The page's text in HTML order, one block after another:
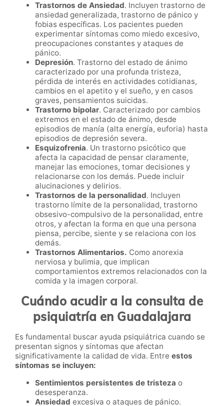
Trastornos de Ansiedad. Incluyen trastorno de
ansiedad generalizada, trastorno de pánico y
fobias específicas. Los pacientes pueden
experimentar síntomas como miedo excesivo,
preocupaciones constantes y ataques de
pánico.
Depresión. Trastorno del estado de ánimo
caracterizado por una profunda tristeza,
pérdida de interés en actividades cotidianas,
cambios en el apetito y el sueño, y en casos
graves, pensamientos suicidas.
Trastorno bipolar. Caracterizado por cambios
extremos en el estado de ánimo, desde
episodios de manía (alta energía, euforia) hasta
episodios de depresión severa.
Esquizofrenia. Un trastorno psicótico que
afecta la capacidad de pensar claramente,
manejar las emociones, tomar decisiones y
relacionarse con los demás. Puede incluir
alucinaciones y delirios.
Trastornos de la personalidad. Incluyen
trastorno límite de la personalidad, trastorno
obsesivo-compulsivo de la personalidad, entre
otros, y afectan la forma en que una persona
piensa, percibe, siente y se relaciona con los
demás.
Trastornos Alimentarios. Como anorexia
nerviosa y bulimia, que implican
comportamientos extremos relacionados con la
comida y la imagen corporal.
Cuándo acudir a la consulta de
psiquiatría en Guadalajara
Es fundamental buscar ayuda psiquiátrica cuando se
presentan signos y síntomas que afectan
significativamente la calidad de vida. Entre estos
síntomas se incluyen:
Sentimientos persistentes de tristeza o
desesperanza.
Ansiedad excesiva o ataques de pánico.